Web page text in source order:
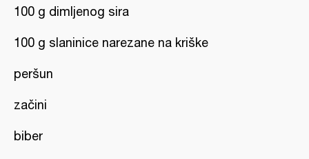
100 g dimljenog sira
100 g slaninice narezane na kriške
peršun
začini
biber